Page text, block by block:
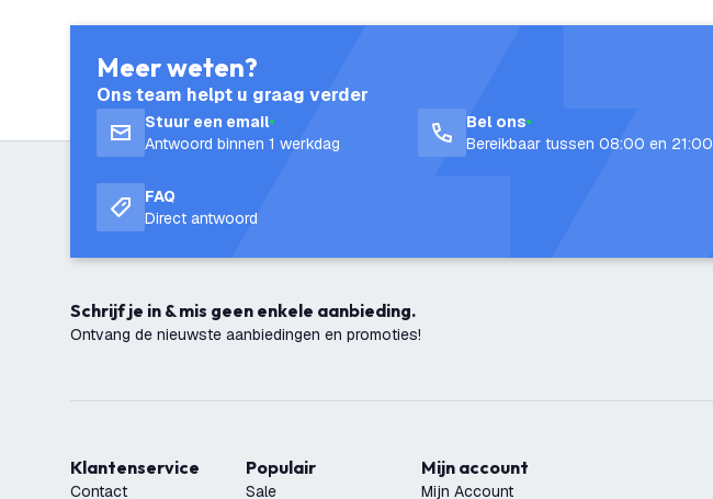
Meer weten?
Ons team helpt u graag verder
Stuur een email
Antwoord binnen 1 werkdag
Bel ons
Bereikbaar tussen 08:00 en 21:00
FAQ
Direct antwoord
Schrijf je in & mis geen enkele aanbieding.
Ontvang de nieuwste aanbiedingen en promoties!
Klantenservice
Contact
Populair
Sale
Mijn account
Mijn Account